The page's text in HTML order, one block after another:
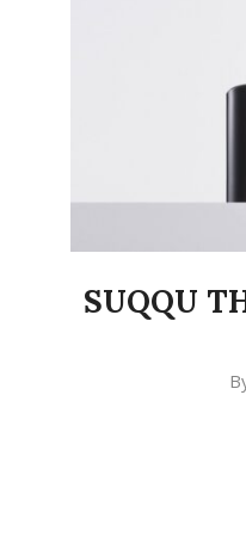
SUQQU